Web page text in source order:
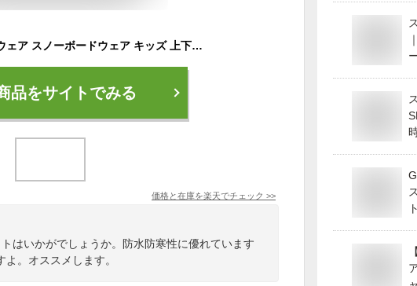
新作予約販売 スキーウェア スノーボードウェア キッズ 上下セット ボードウェア スノボウェア スノーウエア ウエア パンツ ジャケット スノボ スノーボード スノボー スキー ジュニア 女の子 子供用 こども用 おしゃれ かわいい サイズ調整 防寒 IJS-889PR 《KDW》
品をサイトでみる
価格と在庫を楽天でチェック >>
はいかがでしょうか。防水防寒性に優れています
。オススメします。